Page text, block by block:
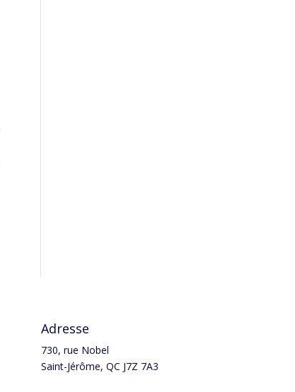
Adresse
730, rue Nobel
Saint-Jérôme, QC J7Z 7A3